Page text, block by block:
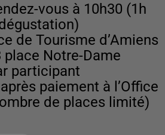
vous à 10h30 (1h
de Tourisme d’Amiens
Notre-Dame
participant
paiement à l’Office